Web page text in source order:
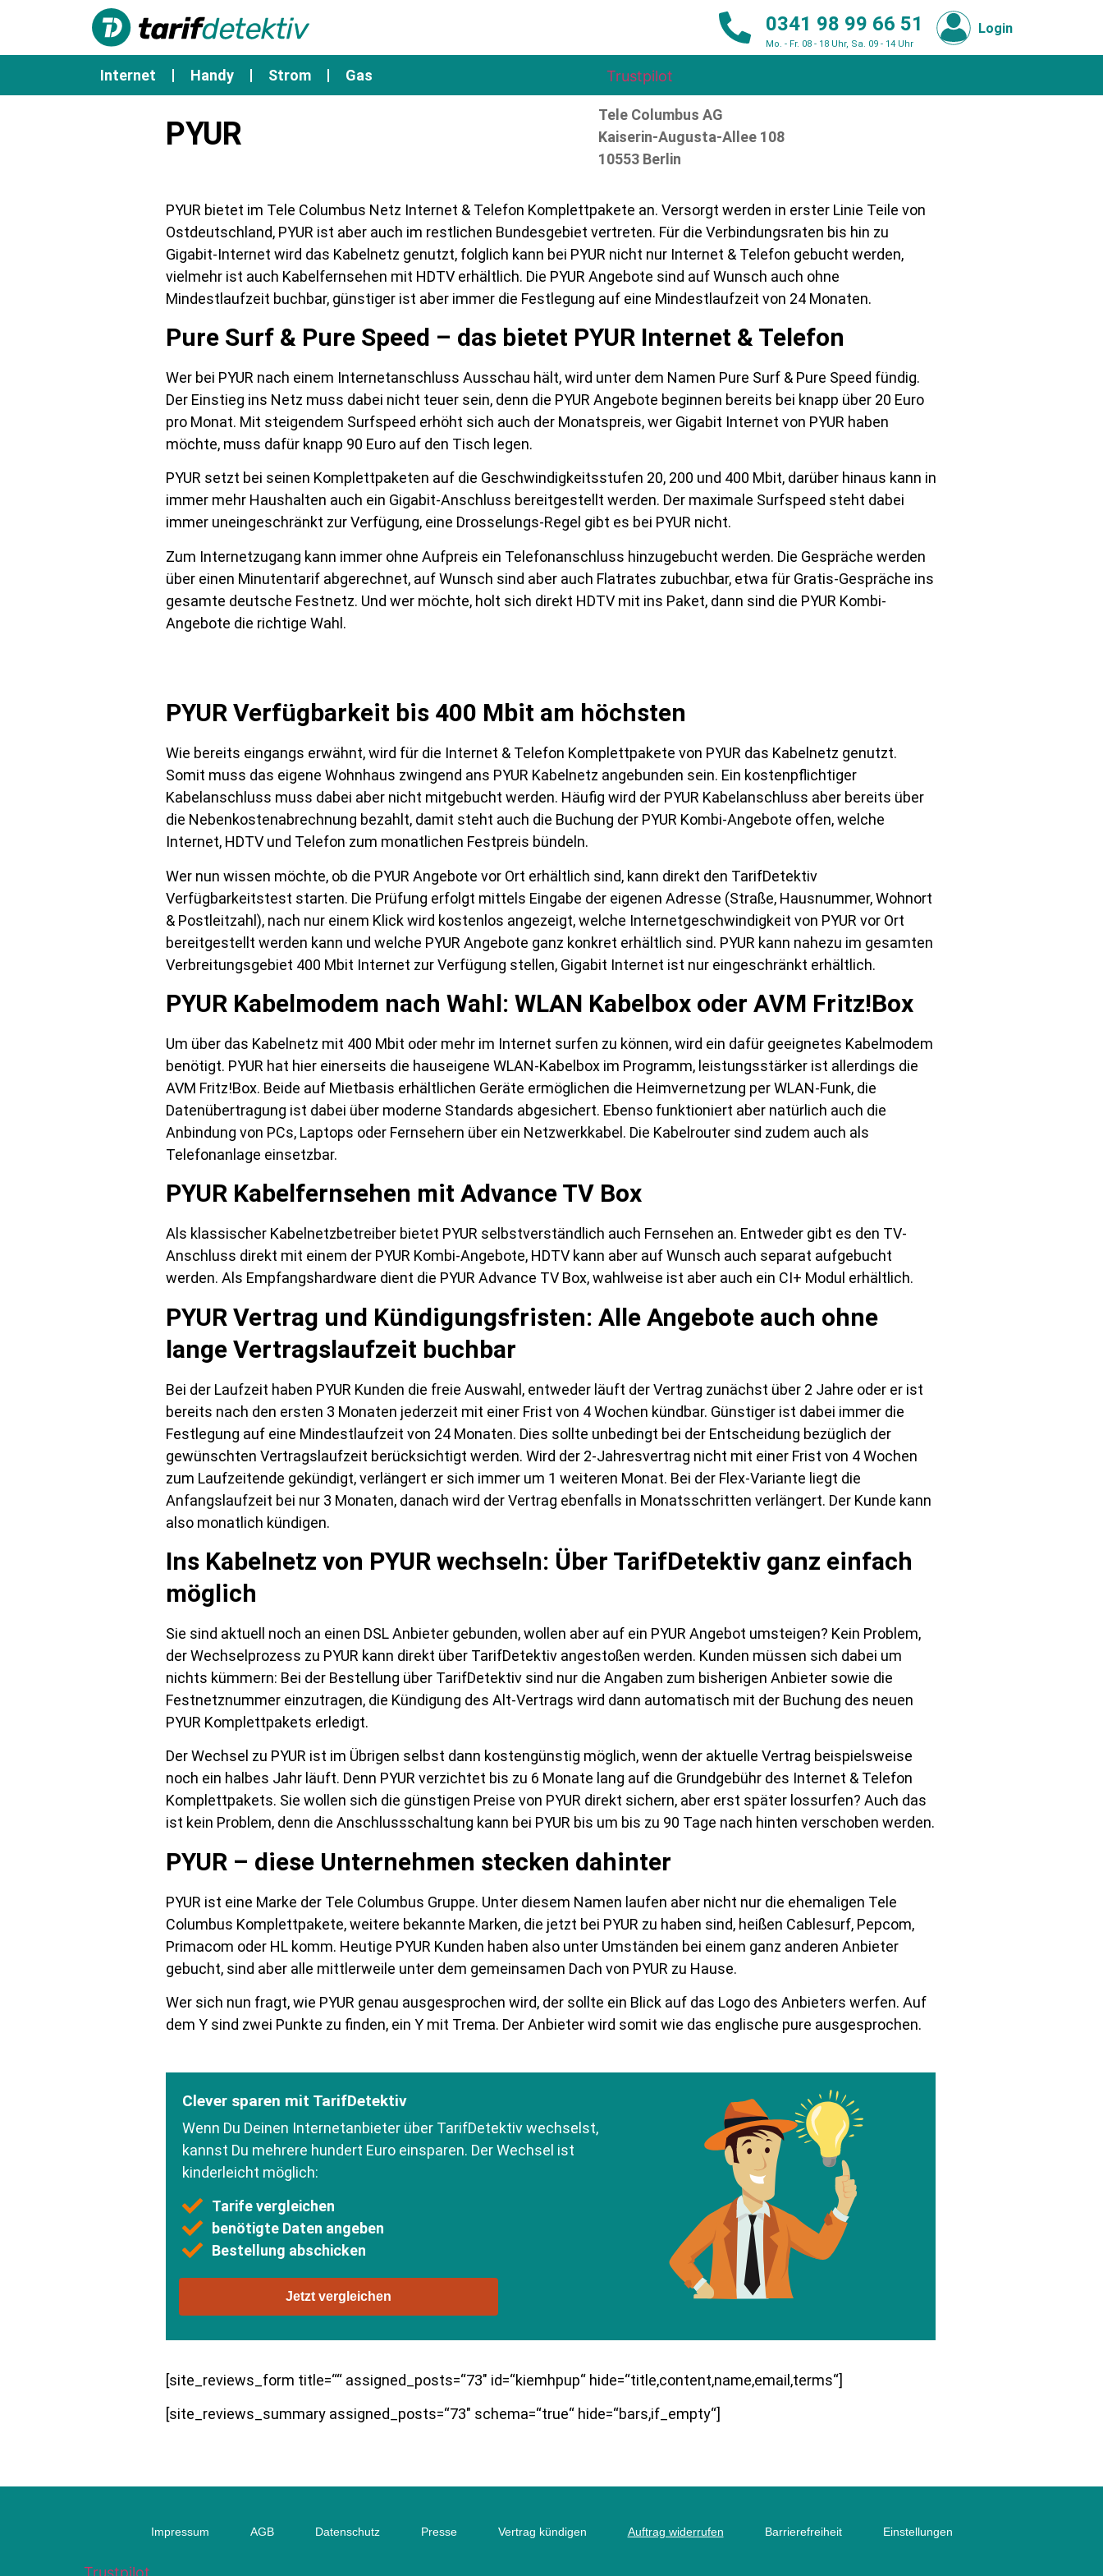
0341 98 99 66 51
Mo. - Fr. 08 - 18 Uhr, Sa. 09 - 14 Uhr
Login
Internet Handy Strom Gas Trustpilot
PYUR
Tele Columbus AG
Kaiserin-Augusta-Allee 108
10553 Berlin
PYUR bietet im Tele Columbus Netz Internet & Telefon Komplettpakete an. Versorgt werden in erster Linie Teile von
Ostdeutschland, PYUR ist aber auch im restlichen Bundesgebiet vertreten. Für die Verbindungsraten bis hin zu
Gigabit-Internet wird das Kabelnetz genutzt, folglich kann bei PYUR nicht nur Internet & Telefon gebucht werden,
vielmehr ist auch Kabelfernsehen mit HDTV erhältlich. Die PYUR Angebote sind auf Wunsch auch ohne
Mindestlaufzeit buchbar, günstiger ist aber immer die Festlegung auf eine Mindestlaufzeit von 24 Monaten.
Pure Surf & Pure Speed – das bietet PYUR Internet & Telefon
Wer bei PYUR nach einem Internetanschluss Ausschau hält, wird unter dem Namen Pure Surf & Pure Speed fündig.
Der Einstieg ins Netz muss dabei nicht teuer sein, denn die PYUR Angebote beginnen bereits bei knapp über 20 Euro
pro Monat. Mit steigendem Surfspeed erhöht sich auch der Monatspreis, wer Gigabit Internet von PYUR haben
möchte, muss dafür knapp 90 Euro auf den Tisch legen.
PYUR setzt bei seinen Komplettpaketen auf die Geschwindigkeitsstufen 20, 200 und 400 Mbit, darüber hinaus kann in
immer mehr Haushalten auch ein Gigabit-Anschluss bereitgestellt werden. Der maximale Surfspeed steht dabei
immer uneingeschränkt zur Verfügung, eine Drosselungs-Regel gibt es bei PYUR nicht.
Zum Internetzugang kann immer ohne Aufpreis ein Telefonanschluss hinzugebucht werden. Die Gespräche werden
über einen Minutentarif abgerechnet, auf Wunsch sind aber auch Flatrates zubuchbar, etwa für Gratis-Gespräche ins
gesamte deutsche Festnetz. Und wer möchte, holt sich direkt HDTV mit ins Paket, dann sind die PYUR Kombi-
Angebote die richtige Wahl.
PYUR Verfügbarkeit bis 400 Mbit am höchsten
Wie bereits eingangs erwähnt, wird für die Internet & Telefon Komplettpakete von PYUR das Kabelnetz genutzt.
Somit muss das eigene Wohnhaus zwingend ans PYUR Kabelnetz angebunden sein. Ein kostenpflichtiger
Kabelanschluss muss dabei aber nicht mitgebucht werden. Häufig wird der PYUR Kabelanschluss aber bereits über
die Nebenkostenabrechnung bezahlt, damit steht auch die Buchung der PYUR Kombi-Angebote offen, welche
Internet, HDTV und Telefon zum monatlichen Festpreis bündeln.
Wer nun wissen möchte, ob die PYUR Angebote vor Ort erhältlich sind, kann direkt den TarifDetektiv
Verfügbarkeitstest starten. Die Prüfung erfolgt mittels Eingabe der eigenen Adresse (Straße, Hausnummer, Wohnort
& Postleitzahl), nach nur einem Klick wird kostenlos angezeigt, welche Internetgeschwindigkeit von PYUR vor Ort
bereitgestellt werden kann und welche PYUR Angebote ganz konkret erhältlich sind. PYUR kann nahezu im gesamten
Verbreitungsgebiet 400 Mbit Internet zur Verfügung stellen, Gigabit Internet ist nur eingeschränkt erhältlich.
PYUR Kabelmodem nach Wahl: WLAN Kabelbox oder AVM Fritz!Box
Um über das Kabelnetz mit 400 Mbit oder mehr im Internet surfen zu können, wird ein dafür geeignetes Kabelmodem
benötigt. PYUR hat hier einerseits die hauseigene WLAN-Kabelbox im Programm, leistungsstärker ist allerdings die
AVM Fritz!Box. Beide auf Mietbasis erhältlichen Geräte ermöglichen die Heimvernetzung per WLAN-Funk, die
Datenübertragung ist dabei über moderne Standards abgesichert. Ebenso funktioniert aber natürlich auch die
Anbindung von PCs, Laptops oder Fernsehern über ein Netzwerkkabel. Die Kabelrouter sind zudem auch als
Telefonanlage einsetzbar.
PYUR Kabelfernsehen mit Advance TV Box
Als klassischer Kabelnetzbetreiber bietet PYUR selbstverständlich auch Fernsehen an. Entweder gibt es den TV-
Anschluss direkt mit einem der PYUR Kombi-Angebote, HDTV kann aber auf Wunsch auch separat aufgebucht
werden. Als Empfangshardware dient die PYUR Advance TV Box, wahlweise ist aber auch ein CI+ Modul erhältlich.
PYUR Vertrag und Kündigungsfristen: Alle Angebote auch ohne
lange Vertragslaufzeit buchbar
Bei der Laufzeit haben PYUR Kunden die freie Auswahl, entweder läuft der Vertrag zunächst über 2 Jahre oder er ist
bereits nach den ersten 3 Monaten jederzeit mit einer Frist von 4 Wochen kündbar. Günstiger ist dabei immer die
Festlegung auf eine Mindestlaufzeit von 24 Monaten. Dies sollte unbedingt bei der Entscheidung bezüglich der
gewünschten Vertragslaufzeit berücksichtigt werden. Wird der 2-Jahresvertrag nicht mit einer Frist von 4 Wochen
zum Laufzeitende gekündigt, verlängert er sich immer um 1 weiteren Monat. Bei der Flex-Variante liegt die
Anfangslaufzeit bei nur 3 Monaten, danach wird der Vertrag ebenfalls in Monatsschritten verlängert. Der Kunde kann
also monatlich kündigen.
Ins Kabelnetz von PYUR wechseln: Über TarifDetektiv ganz einfach
möglich
Sie sind aktuell noch an einen DSL Anbieter gebunden, wollen aber auf ein PYUR Angebot umsteigen? Kein Problem,
der Wechselprozess zu PYUR kann direkt über TarifDetektiv angestoßen werden. Kunden müssen sich dabei um
nichts kümmern: Bei der Bestellung über TarifDetektiv sind nur die Angaben zum bisherigen Anbieter sowie die
Festnetznummer einzutragen, die Kündigung des Alt-Vertrags wird dann automatisch mit der Buchung des neuen
PYUR Komplettpakets erledigt.
Der Wechsel zu PYUR ist im Übrigen selbst dann kostengünstig möglich, wenn der aktuelle Vertrag beispielsweise
noch ein halbes Jahr läuft. Denn PYUR verzichtet bis zu 6 Monate lang auf die Grundgebühr des Internet & Telefon
Komplettpakets. Sie wollen sich die günstigen Preise von PYUR direkt sichern, aber erst später lossurfen? Auch das
ist kein Problem, denn die Anschlussschaltung kann bei PYUR bis um bis zu 90 Tage nach hinten verschoben werden.
PYUR – diese Unternehmen stecken dahinter
PYUR ist eine Marke der Tele Columbus Gruppe. Unter diesem Namen laufen aber nicht nur die ehemaligen Tele
Columbus Komplettpakete, weitere bekannte Marken, die jetzt bei PYUR zu haben sind, heißen Cablesurf, Pepcom,
Primacom oder HL komm. Heutige PYUR Kunden haben also unter Umständen bei einem ganz anderen Anbieter
gebucht, sind aber alle mittlerweile unter dem gemeinsamen Dach von PYUR zu Hause.
Wer sich nun fragt, wie PYUR genau ausgesprochen wird, der sollte ein Blick auf das Logo des Anbieters werfen. Auf
dem Y sind zwei Punkte zu finden, ein Y mit Trema. Der Anbieter wird somit wie das englische pure ausgesprochen.
Clever sparen mit TarifDetektiv
Wenn Du Deinen Internetanbieter über TarifDetektiv wechselst,
kannst Du mehrere hundert Euro einsparen. Der Wechsel ist
kinderleicht möglich:
Tarife vergleichen
benötigte Daten angeben
Bestellung abschicken
Jetzt vergleichen
[site_reviews_form title=““ assigned_posts=“73″ id=“kiemhpup“ hide=“title,content,name,email,terms“]
[site_reviews_summary assigned_posts=“73″ schema=“true“ hide=“bars,if_empty“]
Impressum AGB Datenschutz Presse Vertrag kündigen Auftrag widerrufen Barrierefreiheit Einstellungen
Trustpilot